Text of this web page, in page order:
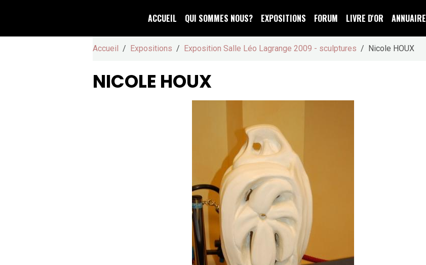
ACCUEIL QUI SOMMES NOUS? EXPOSITIONS FORUM LIVRE D'OR ANNUAIRE
Accueil Expositions Exposition Salle Léo Lagrange 2009 - sculptures Nicole HOUX
NICOLE HOUX